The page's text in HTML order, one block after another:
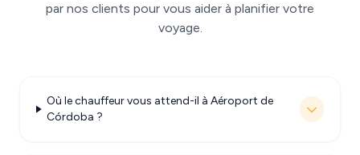
par nos clients pour vous aider à planifier votre
voyage.
Où le chauffeur vous attend-il à Aéroport de
Córdoba ?